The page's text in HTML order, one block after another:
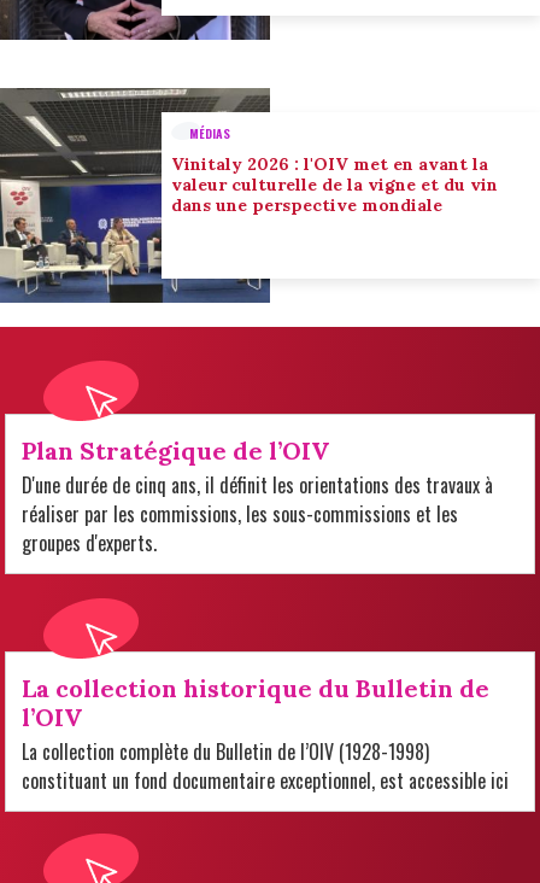
MÉDIAS
Vinitaly 2026 : l'OIV met en avant la
valeur culturelle de la vigne et du vin
dans une perspective mondiale
Plan Stratégique de l’OIV
D'une durée de cinq ans, il définit les orientations des travaux à
réaliser par les commissions, les sous-commissions et les
groupes d'experts.
La collection historique du Bulletin de
l’OIV
La collection complète du Bulletin de l’OIV (1928-1998)
constituant un fond documentaire exceptionnel, est accessible ici